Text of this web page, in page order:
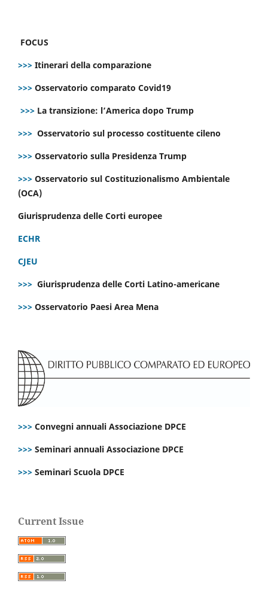
FOCUS
>>> Itinerari della comparazione
>>> Osservatorio comparato Covid19
>>> La transizione: l’America dopo Trump
>>> Osservatorio sul processo costituente cileno
>>> Osservatorio sulla Presidenza Trump
>>> Osservatorio sul Costituzionalismo Ambientale
(OCA)
Giurisprudenza delle Corti europee
ECHR
CJEU
>>> Giurisprudenza delle Corti Latino-americane
>>> Osservatorio Paesi Area Mena
>>> Convegni annuali Associazione DPCE
>>> Seminari annuali Associazione DPCE
>>> Seminari Scuola DPCE
Current Issue